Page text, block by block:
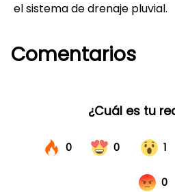
el sistema de drenaje pluvial.
Comentarios